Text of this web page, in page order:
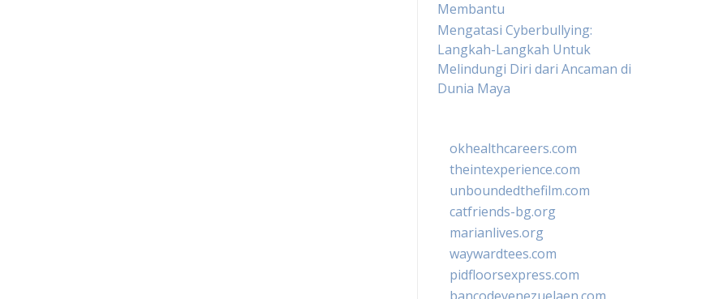
Membantu
Mengatasi Cyberbullying:
Langkah-Langkah Untuk
Melindungi Diri dari Ancaman di
Dunia Maya
okhealthcareers.com
theintexperience.com
unboundedthefilm.com
catfriends-bg.org
marianlives.org
waywardtees.com
pidfloorsexpress.com